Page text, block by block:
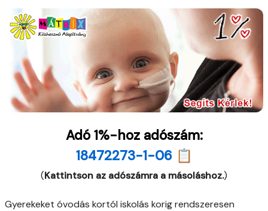
Adó 1%-hoz adószám:
18472273-1-06 📋
(Kattintson az adószámra a másoláshoz.)
Gyerekeket óvodás kortól iskolás korig rendszeresen